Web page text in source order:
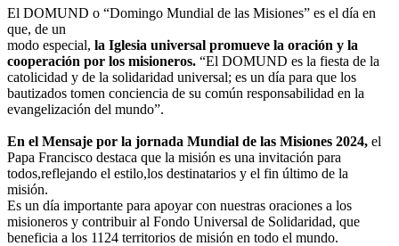
El DOMUND o “Domingo Mundial de las Misiones” es el día en
que, de un
modo especial, la Iglesia universal promueve la oración y la
cooperación por los misioneros. “El DOMUND es la fiesta de la
catolicidad y de la solidaridad universal; es un día para que los
bautizados tomen conciencia de su común responsabilidad en la
evangelización del mundo”.
En el Mensaje por la jornada Mundial de las Misiones 2024, el
Papa Francisco destaca que la misión es una invitación para
todos,reflejando el estilo,los destinatarios y el fin último de la
misión.
Es un día importante para apoyar con nuestras oraciones a los
misioneros y contribuir al Fondo Universal de Solidaridad, que
beneficia a los 1124 territorios de misión en todo el mundo.